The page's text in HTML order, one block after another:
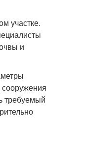
участке.
и
сооружения
требуемый